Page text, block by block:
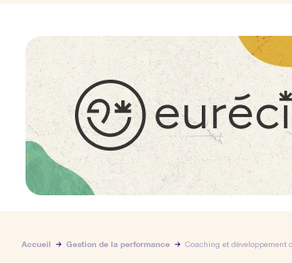
Accueil Gestion de la performance Coaching et développement